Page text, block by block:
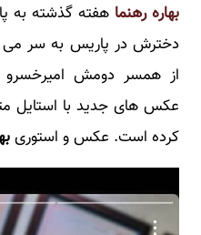
بهاره رهنما هفته گذشته به
دخترش در پاریس به سر می
از همسر دومش
عکس های جدید با استایل
کرده است. عکس و استوری